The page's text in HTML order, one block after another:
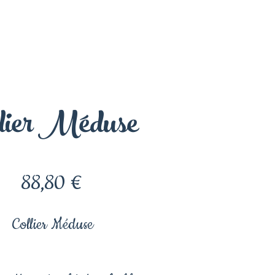
Méduse
88,80 €Prix
Collier Méduse